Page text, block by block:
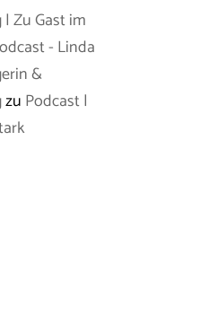
Zu Gast im
- Linda
&
zu Podcast |